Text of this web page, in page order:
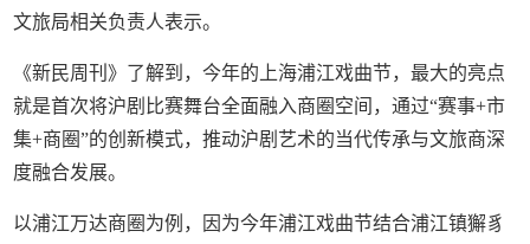
文旅局相关负责人表示。
《新民周刊》了解到，今年的上海浦江戏曲节，最大的亮点
就是首次将沪剧比赛舞台全面融入商圈空间，通过“赛事+市
集+商圈”的创新模式，推动沪剧艺术的当代传承与文旅商深
度融合发展。
以浦江万达商圈为例，因为今年浦江戏曲节结合浦江镇獬豸